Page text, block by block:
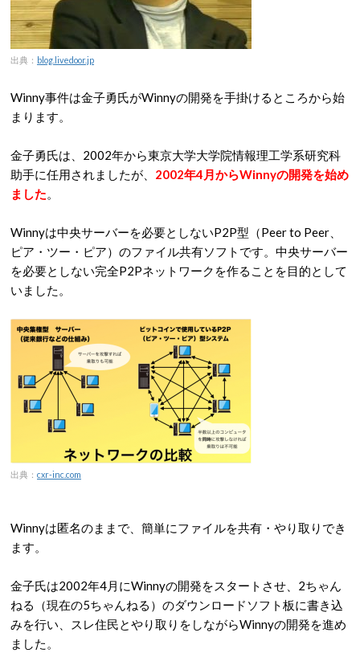
出典： blog.livedoor.jp
Winny事件は金子勇氏がWinnyの開発を手掛けるところから始
まります。
金子勇氏は、2002年から東京大学大学院情報理工学系研究科
助手に任用されましたが、 2002年4月からWinnyの開発を始め
ました。
Winnyは中央サーバーを必要としないP2P型（Peer to Peer、
ピア・ツー・ピア）のファイル共有ソフトです。中央サーバー
を必要としない完全P2Pネットワークを作ることを目的として
いました。
出典： cxr-inc.com
Winnyは匿名のままで、簡単にファイルを共有・やり取りでき
ます。
金子氏は2002年4月にWinnyの開発をスタートさせ、2ちゃん
ねる（現在の5ちゃんねる）のダウンロードソフト板に書き込
みを行い、スレ住民とやり取りをしながらWinnyの開発を進め
ました。